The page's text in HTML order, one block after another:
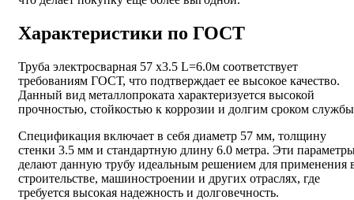
Характеристики по ГОСТ
Труба электросварная 57 х3.5 L=6.0м соответствует
требованиям ГОСТ, что подтверждает ее высокое качество.
Данный вид металлопроката характеризуется высокой
прочностью, стойкостью к коррозии и долгим сроком
Спецификация включает в себя диаметр 57 мм, толщину
стенки 3.5 мм и стандартную длину 6.0 метра. Эти
делают данную трубу идеальным решением для применения
строительстве, машиностроении и других отраслях, где
требуется высокая надежность и долговечность.